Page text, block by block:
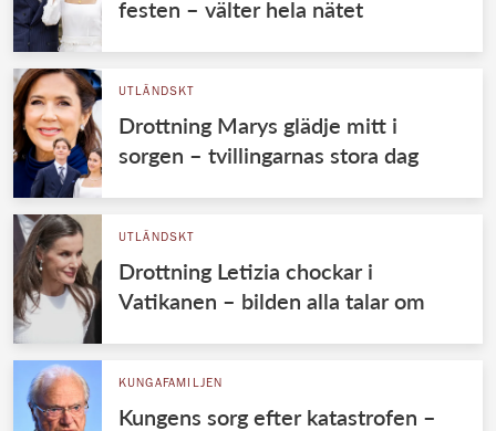
festen – välter hela nätet
UTLÄNDSKT
Drottning Marys glädje mitt i
sorgen – tvillingarnas stora dag
UTLÄNDSKT
Drottning Letizia chockar i
Vatikanen – bilden alla talar om
KUNGAFAMILJEN
Kungens sorg efter katastrofen –